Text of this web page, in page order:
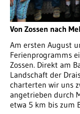
Von Zossen nach
Am ersten August
Ferienprogramms
Zossen. Direkt am
Landschaft der
charterten wir uns
angetrieben durch
etwa 5 km bis zum